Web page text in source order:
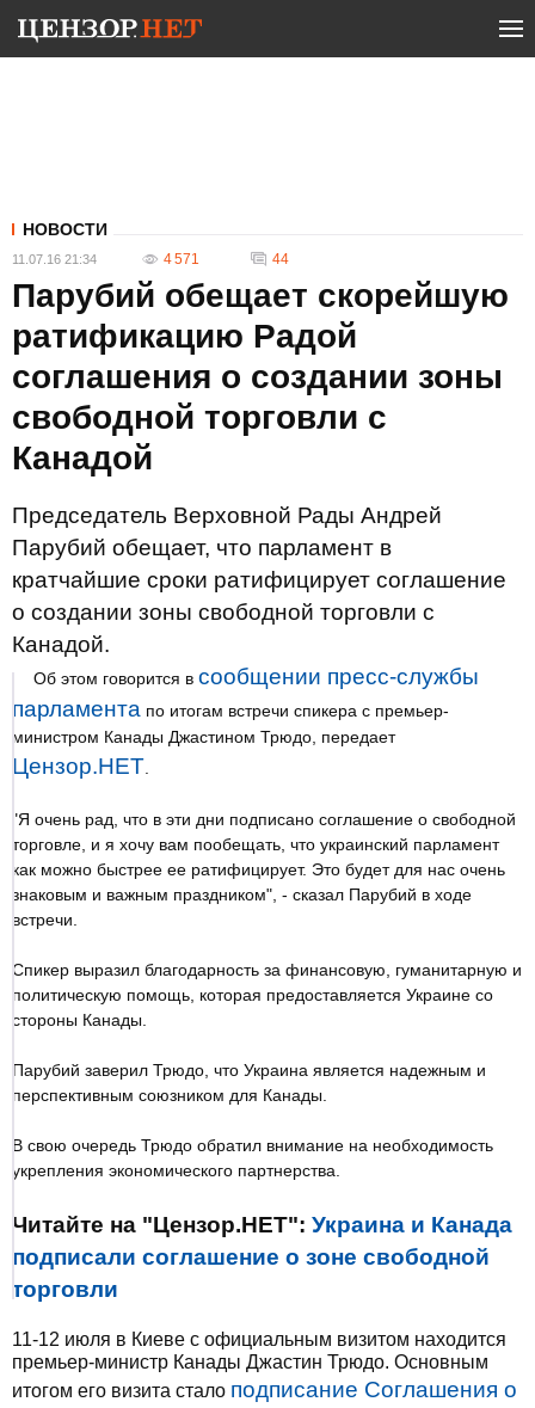
НОВОСТИ
11.07.16 21:34 4 571 44
Парубий обещает скорейшую
ратификацию Радой
соглашения о создании зоны
свободной торговли с
Канадой
Председатель Верховной Рады Андрей
Парубий обещает, что парламент в
кратчайшие сроки ратифицирует соглашение
о создании зоны свободной торговли с
Канадой.
Об этом говорится в сообщении пресс-службы
парламента по итогам встречи спикера с премьер-
министром Канады Джастином Трюдо, передает
Цензор.НЕТ
"Я очень рад, что в эти дни подписано соглашение о свободной
торговле, и я хочу вам пообещать, что украинский парламент
как можно быстрее ее ратифицирует. Это будет для нас очень
знаковым и важным праздником", - сказал Парубий в ходе
встречи.
Спикер выразил благодарность за финансовую, гуманитарную и
политическую помощь, которая предоставляется Украине со
стороны Канады.
Парубий заверил Трюдо, что Украина является надежным и
перспективным союзником для Канады.
В свою очередь Трюдо обратил внимание на необходимость
укрепления экономического партнерства.
Читайте на "Цензор.НЕТ": Украина и Канада
подписали соглашение о зоне свободной
торговли
11-12 июля в Киеве с официальным визитом находится
премьер-министр Канады Джастин Трюдо. Основным
итогом его визита стало подписание Соглашения о